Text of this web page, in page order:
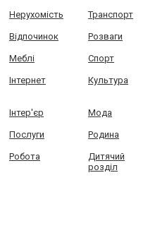
Нерухомість Транспорт
Відпочинок Розваги
Меблі Спорт
Інтернет Культура
Інтер'єр Мода
Послуги Родина
Робота
Дитячий
розділ